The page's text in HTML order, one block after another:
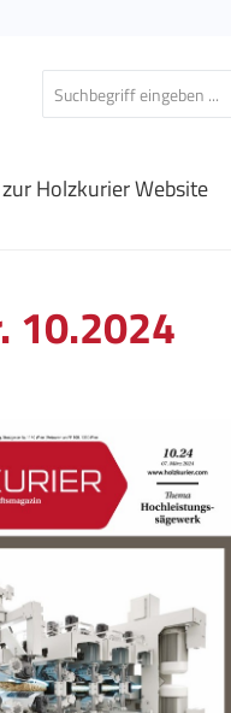
zur Holzkurier Website
10.2024